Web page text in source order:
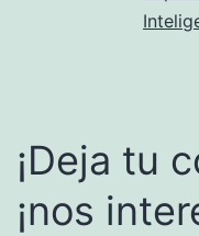
¡Deja tu
¡nos